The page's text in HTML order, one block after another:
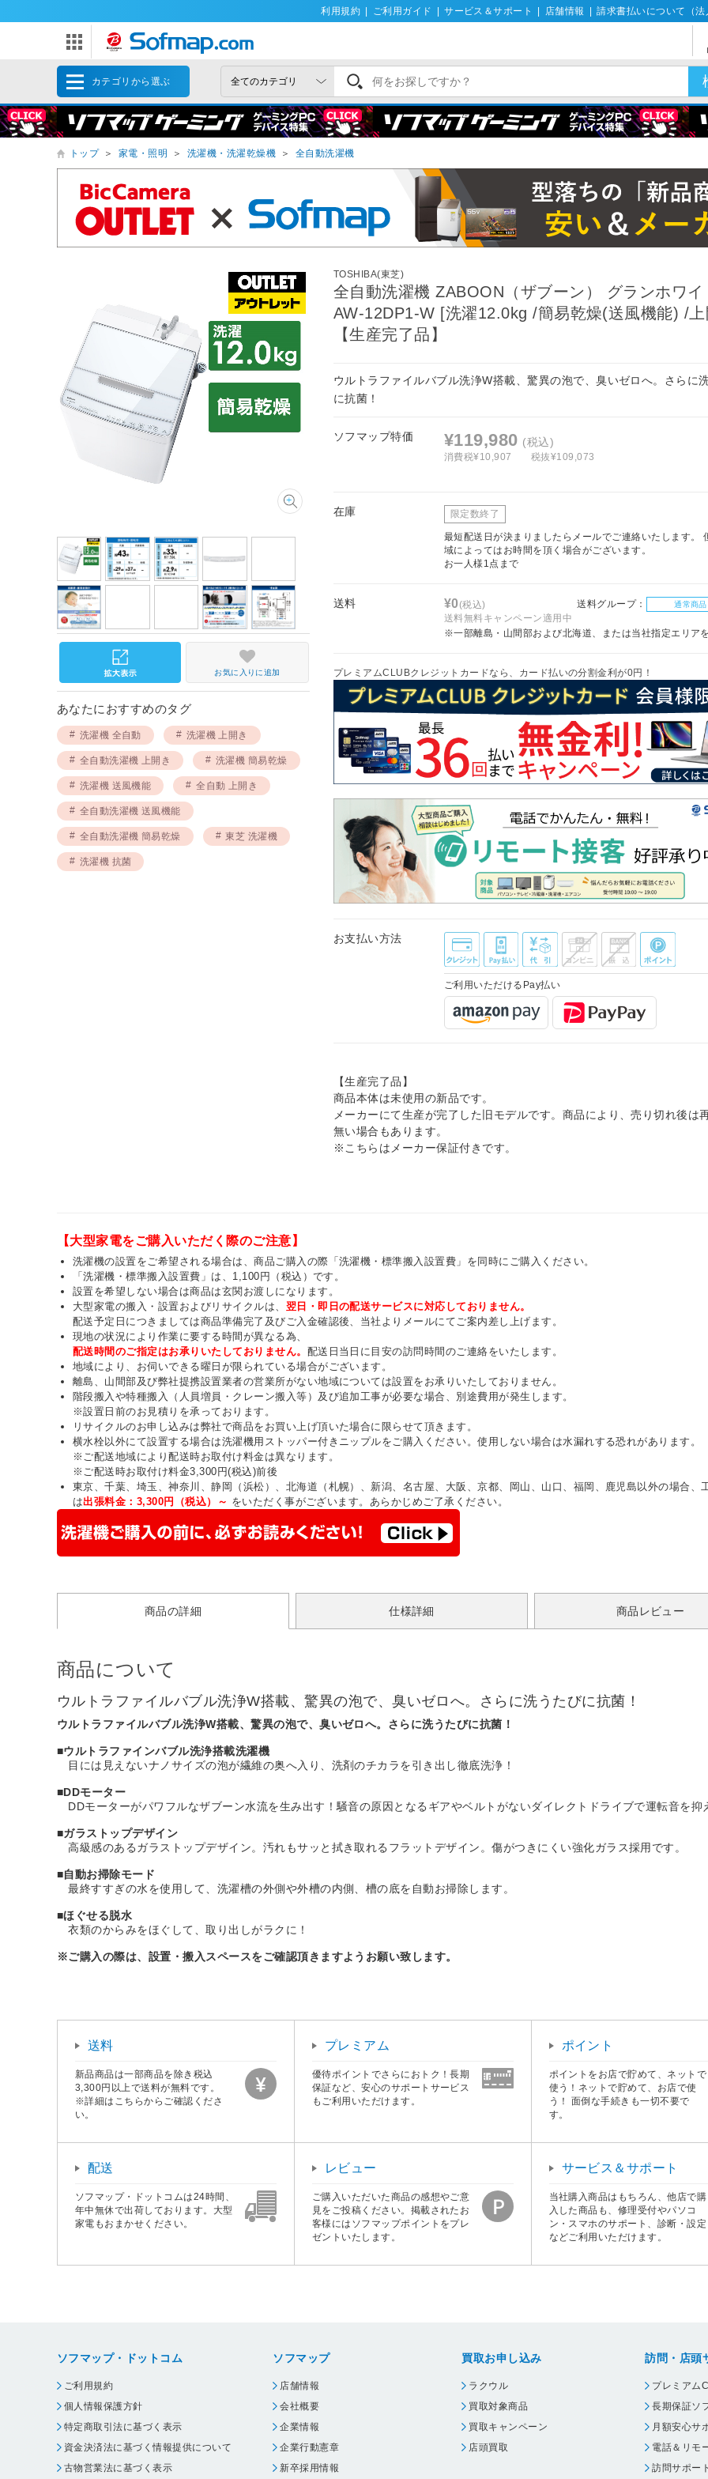
利用規約 ご利用ガイド サービス＆サポート 店舗情報 請求書払いについて（法
カテゴリから選ぶ
トップ ＞ 家電・照明 ＞ 洗濯機・洗濯乾燥機 ＞ 全自動洗濯機
TOSHIBA(東芝)
全自動洗濯機 ZABOON（ザブーン） グランホワイ
AW-12DP1-W [洗濯12.0kg /簡易乾燥(送風機能) /
【生産完了品】
ウルトラファイルバブル洗浄W搭載、驚異の泡で、臭いゼロへ。さらに
に抗菌！
ソフマップ特価 ¥119,980 (税込)
消費税¥10,907 税抜¥109,073
在庫 限定数終了
最短配送日が決まりましたらメールでご連絡いたします。
域によってはお時間を頂く場合がございます。
お一人様1点まで
送料 ¥0(税込) 送料グループ： 通常商品
送料無料キャンペーン適用中
※一部離島・山間部および北海道、または当社指定エリア
プレミアムCLUBクレジットカードなら、カード払いの分割金利が0円！
お支払い方法
ご利用いただけるPay払い
【生産完了品】
商品本体は未使用の新品です。
メーカーにて生産が完了した旧モデルです。商品により、売り切れ後は
無い場合もあります。
※こちらはメーカー保証付きです。
お気に入りに追加
あなたにおすすめのタグ
洗濯機 全自動 洗濯機 上開き
全自動洗濯機 上開き 洗濯機 簡易乾燥
洗濯機 送風機能 全自動 上開き
全自動洗濯機 送風機能
全自動洗濯機 簡易乾燥 東芝 洗濯機
洗濯機 抗菌
【大型家電をご購入いただく際のご注意】
洗濯機の設置をご希望される場合は、商品ご購入の際「洗濯機・標準搬入設置費」を同時にご購入ください。
「洗濯機・標準搬入設置費」は、1,100円（税込）です。
設置を希望しない場合は商品は玄関お渡しになります。
大型家電の搬入・設置およびリサイクルは、 翌日・即日の配送サービスに対応しておりません。
配送予定日につきましては商品準備完了及びご入金確認後、当社よりメールにてご案内差し上げます。
現地の状況により作業に要する時間が異なる為、
配送時間のご指定はお承りいたしておりません。 配送日当日に目安の訪問時間のご連絡をいたします。
地域により、お伺いできる曜日が限られている場合がございます。
離島、山間部及び弊社提携設置業者の営業所がない地域については設置をお承りいたしておりません。
階段搬入や特種搬入（人員増員・クレーン搬入等）及び追加工事が必要な場合、別途費用が発生します。
※設置日前のお見積りを承っております。
リサイクルのお申し込みは弊社で商品をお買い上げ頂いた場合に限らせて頂きます。
横水栓以外にて設置する場合は洗濯機用ストッパー付きニップルをご購入ください。使用しない場合は水漏れする恐れがあります。
※ご配送地域により配送時お取付け料金は異なります。
※ご配送時お取付け料金3,300円(税込)前後
東京、千葉、埼玉、神奈川、静岡（浜松）、北海道（札幌）、新潟、名古屋、大阪、京都、岡山、山口、福岡、鹿児島以外の場合
は出張料金：3,300円（税込）～ をいただく事がございます。あらかじめご了承ください。
商品の詳細 仕様詳細 商品レビュー
商品について
ウルトラファイルバブル洗浄W搭載、驚異の泡で、臭いゼロへ。さらに洗うたびに抗菌！
ウルトラファイルバブル洗浄W搭載、驚異の泡で、臭いゼロへ。さらに洗うたびに抗菌！
■ウルトラファインバブル洗浄搭載洗濯機
目には見えないナノサイズの泡が繊維の奥へ入り、洗剤のチカラを引き出し徹底洗浄！
■DDモーター
DDモーターがパワフルなザブーン水流を生み出す！騒音の原因となるギアやベルトがないダイレクトドライブで運転音を抑
■ガラストップデザイン
高級感のあるガラストップデザイン。汚れもサッと拭き取れるフラットデザイン。傷がつきにくい強化ガラス採用です。
■自動お掃除モード
最終すすぎの水を使用して、洗濯槽の外側や外槽の内側、槽の底を自動お掃除します。
■ほぐせる脱水
衣類のからみをほぐして、取り出しがラクに！
※ご購入の際は、設置・搬入スペースをご確認頂きますようお願い致します。
送料
新品商品は一部商品を除き税込
3,300円以上で送料が無料です。
※詳細はこちらからご確認くださ
い。
プレミアム
優待ポイントでさらにおトク！長期
保証など、安心のサポートサービス
もご利用いただけます。
ポイント
ポイントをお店で貯めて、ネットで
使う！ネットで貯めて、お店で使
う！ 面倒な手続きも一切不要で
す。
配送
ソフマップ・ドットコムは24時間、
年中無休で出荷しております。大型
家電もおまかせください。
レビュー
ご購入いただいた商品の感想やご意
見をご投稿ください。掲載されたお
客様にはソフマップポイントをプレ
ゼントいたします。
サービス＆サポート
当社購入商品はもちろん、他店で購
入した商品も、修理受付やパソコ
ン・スマホのサポート、診断・設定
などご利用いただけます。
ソフマップ・ドットコム
ご利用規約
個人情報保護方針
特定商取引法に基づく表示
資金決済法に基づく情報提供について
古物営業法に基づく表示
ソフマップ
店舗情報
会社概要
企業情報
企業行動憲章
新卒採用情報
買取お申し込み
ラクウル
買取対象商品
買取キャンペーン
店頭買取
訪問・店頭
プレミアム
長期保証ソ
月額安心サ
電話＆リモ
訪問サポー